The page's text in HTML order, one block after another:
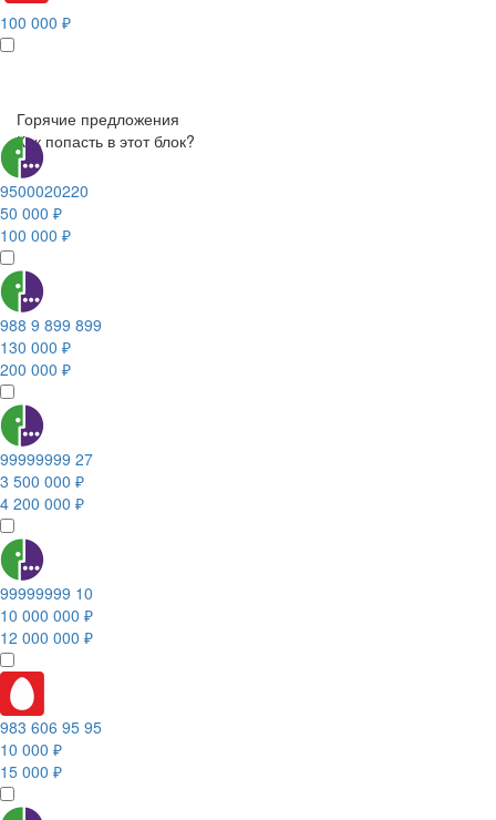
100 000 ₽
Горячие предложения
Как попасть в этот блок?
9500020220
50 000 ₽
100 000 ₽
988 9 899 899
130 000 ₽
200 000 ₽
99999999 27
3 500 000 ₽
4 200 000 ₽
99999999 10
10 000 000 ₽
12 000 000 ₽
983 606 95 95
10 000 ₽
15 000 ₽